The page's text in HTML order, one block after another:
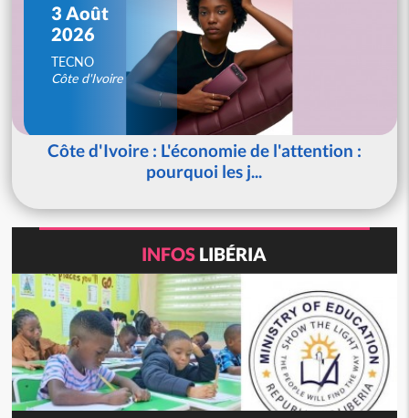
3 Août
2026
TECNO
Côte d'Ivoire
Côte d'Ivoire : L'économie de l'attention :
pourquoi les j...
INFOS LIBÉRIA